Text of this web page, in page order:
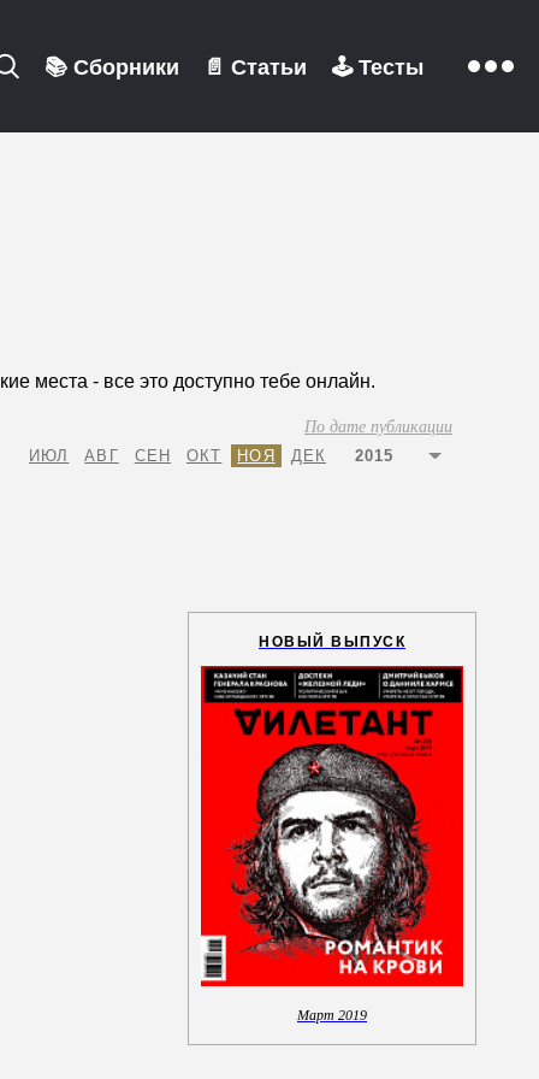
📚 Сборники 📄 Статьи 🕹️ Тесты
места - все это доступно тебе онлайн.
По дате публикации
ИЮЛ
АВГ СЕН ОКТ НОЯ ДЕК 2015
НОВЫЙ ВЫПУСК
Март 2019